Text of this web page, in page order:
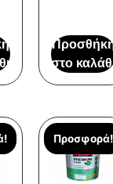
στο
Προσφορά!